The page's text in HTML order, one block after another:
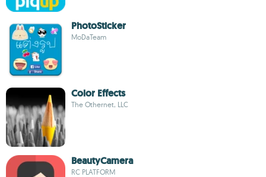
PhotoSticker
MoDaTeam
Color Effects
The Othernet, LLC
BeautyCamera
RC PLATFORM